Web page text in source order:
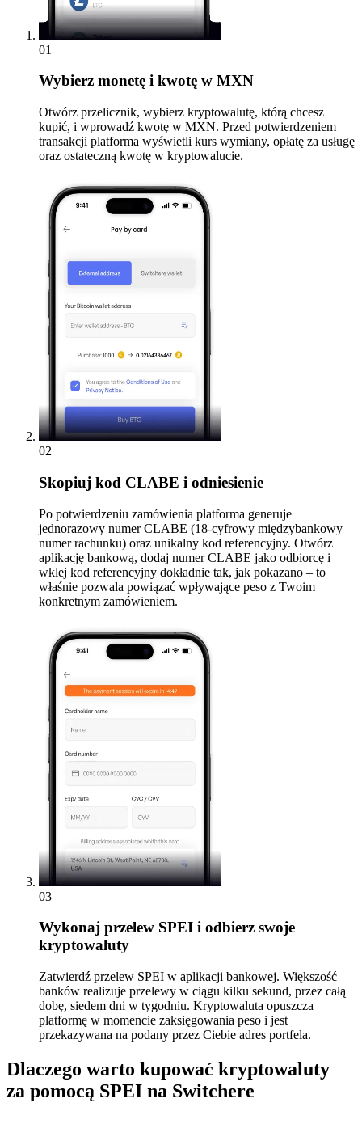
01
Wybierz monetę i kwotę w MXN
Otwórz przelicznik, wybierz kryptowalutę, którą chcesz
kupić, i wprowadź kwotę w MXN. Przed potwierdzeniem
transakcji platforma wyświetli kurs wymiany, opłatę za usługę
oraz ostateczną kwotę w kryptowalucie.
02
Skopiuj kod CLABE i odniesienie
Po potwierdzeniu zamówienia platforma generuje
jednorazowy numer CLABE (18-cyfrowy międzybankowy
numer rachunku) oraz unikalny kod referencyjny. Otwórz
aplikację bankową, dodaj numer CLABE jako odbiorcę i
wklej kod referencyjny dokładnie tak, jak pokazano – to
właśnie pozwala powiązać wpływające peso z Twoim
konkretnym zamówieniem.
03
Wykonaj przelew SPEI i odbierz swoje
kryptowaluty
Zatwierdź przelew SPEI w aplikacji bankowej. Większość
banków realizuje przelewy w ciągu kilku sekund, przez całą
dobę, siedem dni w tygodniu. Kryptowaluta opuszcza
platformę w momencie zaksięgowania peso i jest
przekazywana na podany przez Ciebie adres portfela.
Dlaczego warto kupować kryptowaluty
za pomocą SPEI na Switchere